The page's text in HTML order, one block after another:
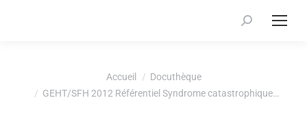
Recherche
Accueil
Docuthèque
GEHT/SFH 2012 Référentiel Syndrome catastrophique…